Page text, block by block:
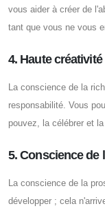
vous aider à créer de
tant que vous ne vous
4. Haute
La conscience de la
responsabilité. Vous
pouvez, la célébrer et la
5. Conscience de
La conscience de la
développer ; cela